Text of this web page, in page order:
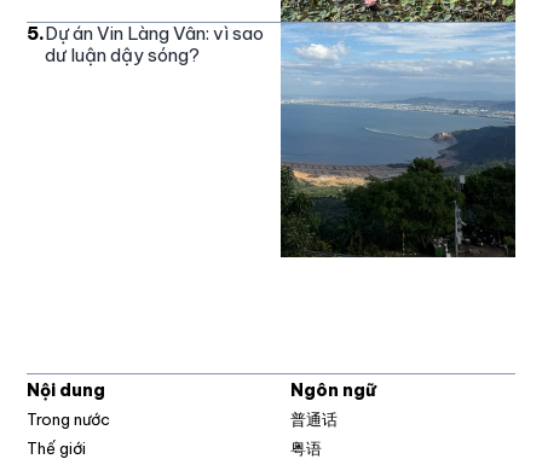
5.Dự án Vin Làng Vân: vì sao
dư luận dậy sóng?
Nội dung
Trong nước
Thế giới
Ngôn ngữ
普通话
粤语